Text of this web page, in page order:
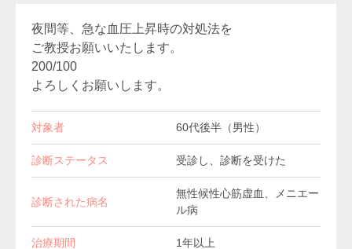
夜間等、急な血圧上昇時の対処法を
ご教授お願いいたします。
200/100
よろしくお願いします。
対象者 60代後半（男性）
診断ステータス 受診し、診断を受けた
診断された病名
無性候性心筋虚血、メニエー
ル病
治療期間 1年以上